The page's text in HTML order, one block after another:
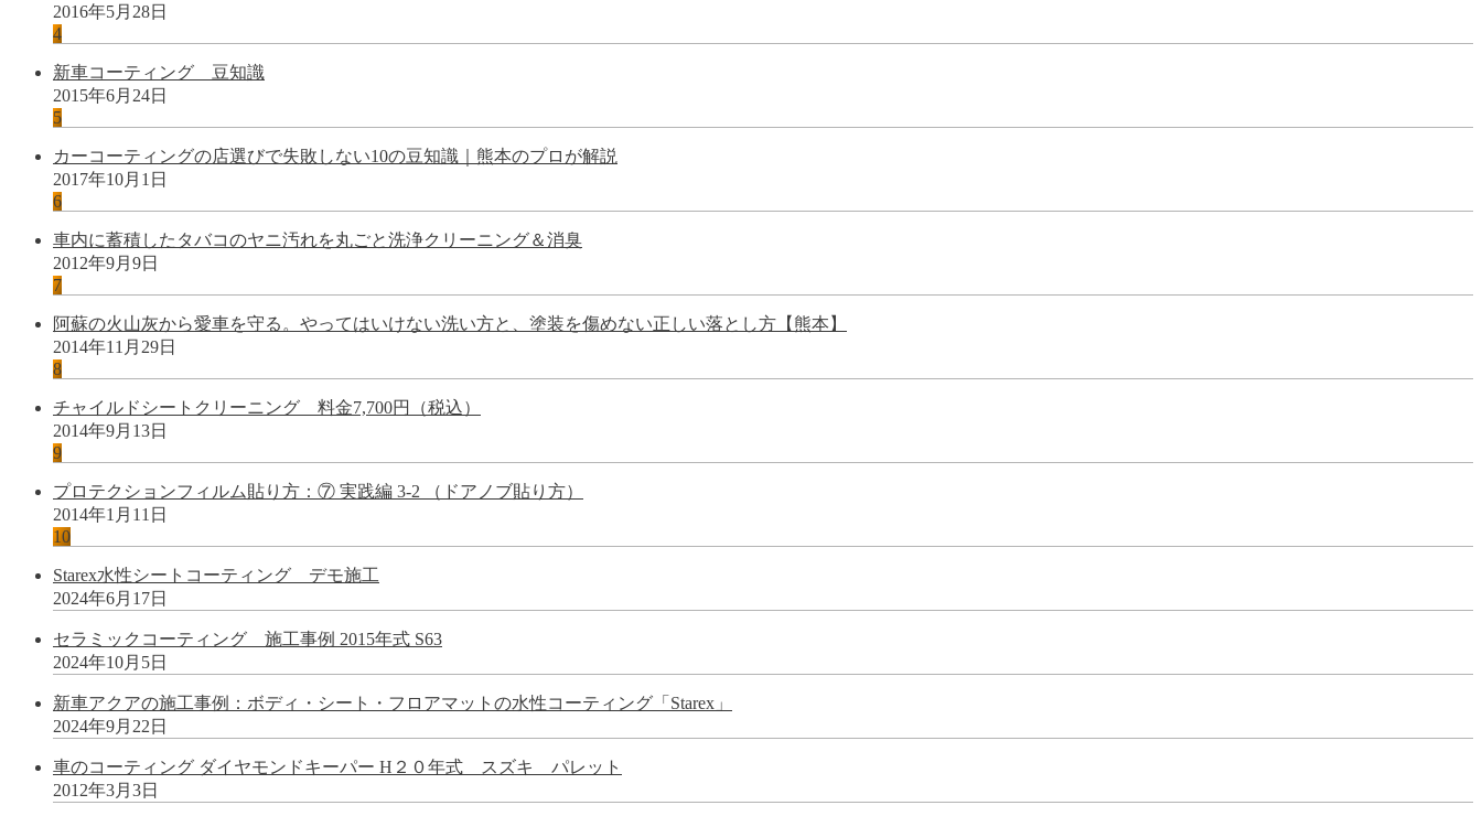
2016年5月28日
4
新車コーティング 豆知識
2015年6月24日
5
カーコーティングの店選びで失敗しない10の豆知識｜熊本のプロが解説
2017年10月1日
6
車内に蓄積したタバコのヤニ汚れを丸ごと洗浄クリーニング＆消臭
2012年9月9日
7
阿蘇の火山灰から愛車を守る。やってはいけない洗い方と、塗装を傷めない正しい落とし方【熊本】
2014年11月29日
8
チャイルドシートクリーニング 料金7,700円（税込）
2014年9月13日
9
プロテクションフィルム貼り方：⑦ 実践編 3-2 （ドアノブ貼り方）
2014年1月11日
10
Starex水性シートコーティング デモ施工
2024年6月17日
セラミックコーティング 施工事例 2015年式 S63
2024年10月5日
新車アクアの施工事例：ボディ・シート・フロアマットの水性コーティング「Starex」
2024年9月22日
車のコーティング ダイヤモンドキーパー H２０年式 スズキ パレット
2012年3月3日